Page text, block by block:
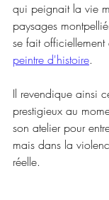
qui peignait la vie
paysages
se fait officiellement
peintre d'histoire.
Il revendique ainsi
prestigieux au
son atelier pour
mais dans la
réelle.